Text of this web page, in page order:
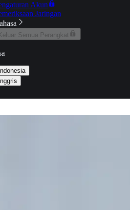
Akun
Jaringan
Keluar Semua Perangkat
Indonesia
Inggris